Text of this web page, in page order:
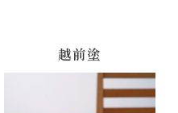
越前塗